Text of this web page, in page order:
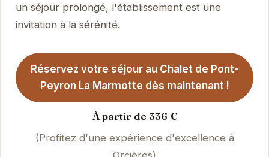
un séjour prolongé, l'établissement est une
invitation à la sérénité.
Réservez votre séjour au Chalet de Pont-
Peyron La Marmotte dès maintenant !
À partir de 336 €
(Profitez d'une expérience d'excellence à